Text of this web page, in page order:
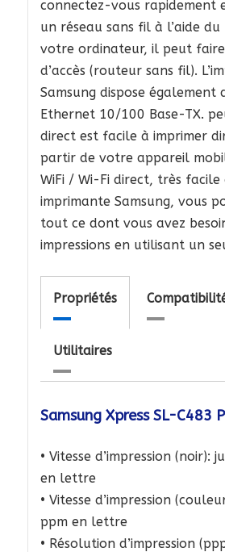
connectez-vous rapidement
un réseau sans fil à l’aide
votre ordinateur, il peut
d’accès (routeur sans fil).
Samsung dispose également
Ethernet 10/100 Base-TX.
direct est facile à imprimer
partir de votre appareil
WiFi / Wi-Fi direct, très
imprimante Samsung, vous
tout ce dont vous avez
impressions en utilisant un
Propriétés
Utilitaires
Samsung Xpress SL-C483
• Vitesse d’impression (noir):
en lettre
• Vitesse d’impression
ppm en lettre
• Résolution d’impression